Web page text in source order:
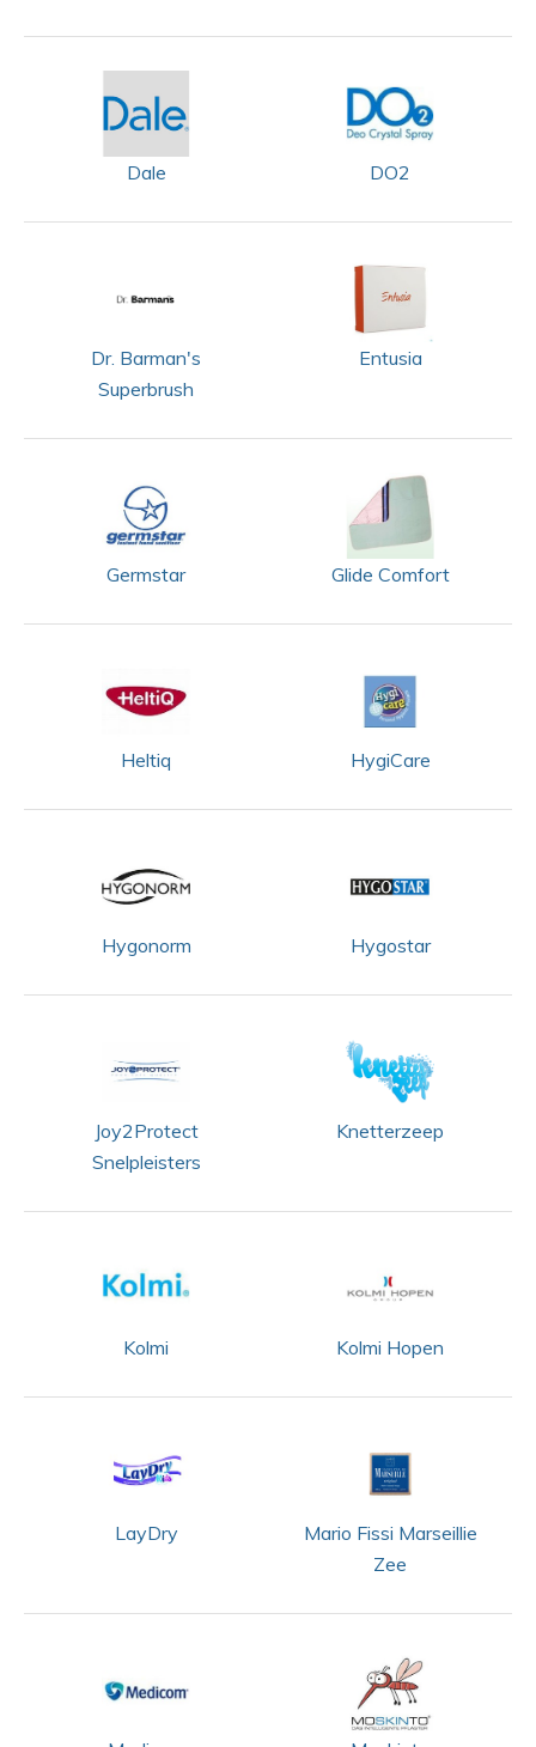
Dale DO2
Dr. Barman's
Superbrush
Entusia
Germstar Glide Comfort
Heltiq HygiCare
Hygonorm Hygostar
Joy2Protect
Snelpleisters
Knetterzeep
Kolmi Kolmi Hopen
LayDry
Mario Fissi Marseillie
Zee